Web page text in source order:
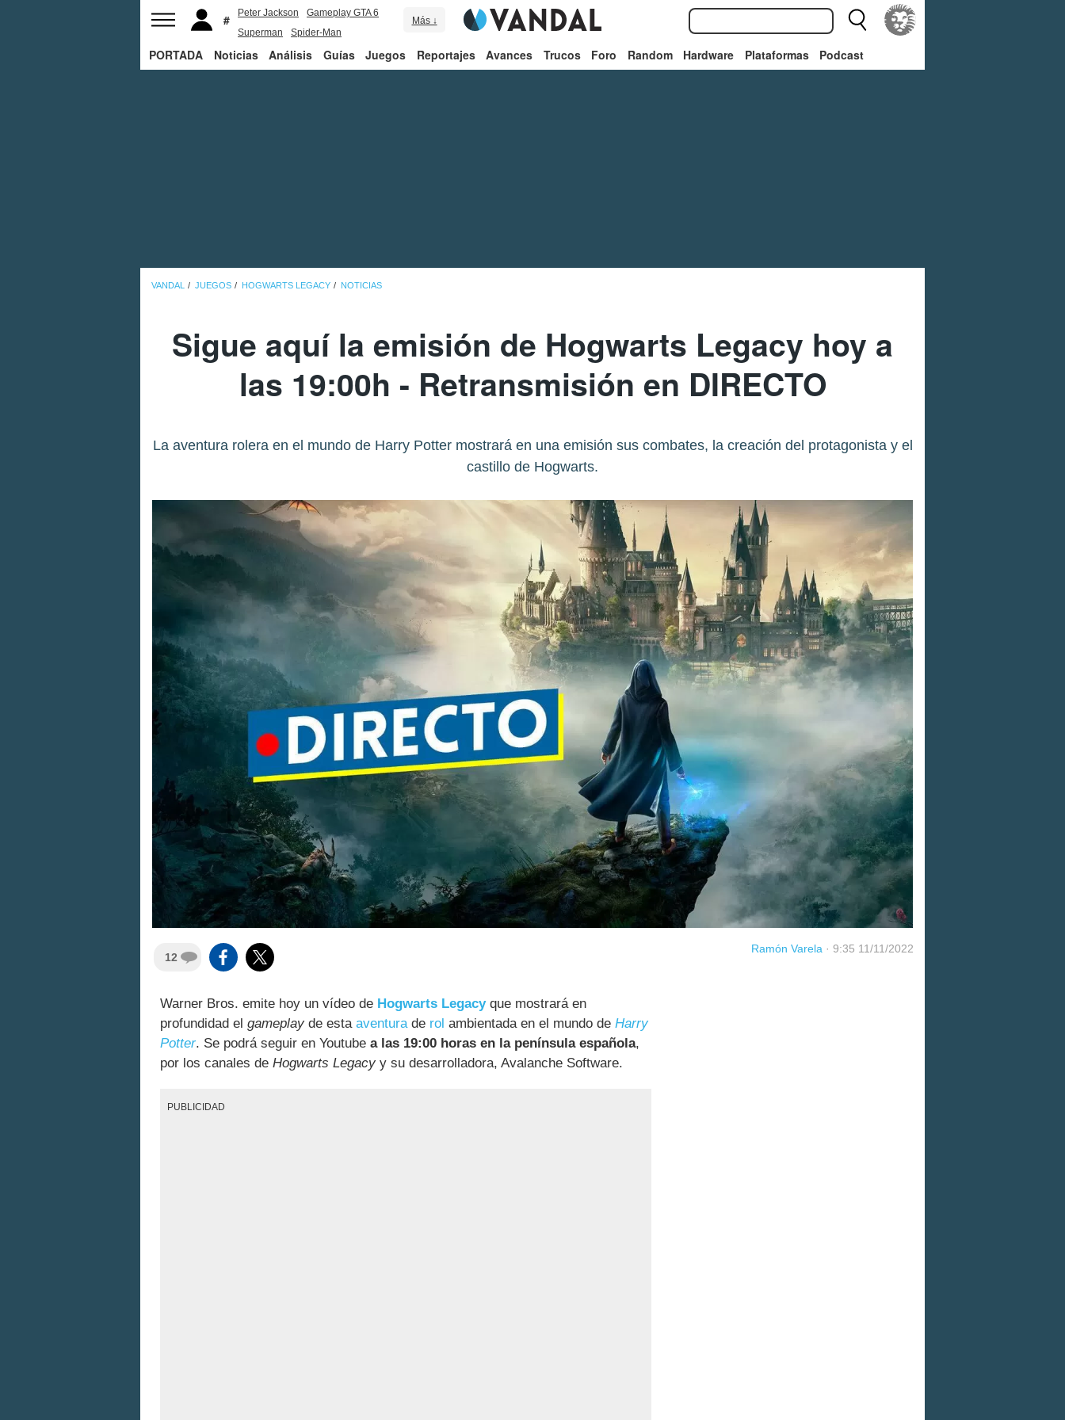
Peter Jackson
Gameplay GTA 6
Superman
Spider-Man
Más ↓
PORTADA Noticias Análisis Guías Juegos Reportajes Avances Trucos Foro Random Hardware Plataformas Podcast
VANDAL JUEGOS HOGWARTS LEGACY NOTICIAS
Sigue aquí la emisión de Hogwarts Legacy hoy a
las 19:00h - Retransmisión en DIRECTO
La aventura rolera en el mundo de Harry Potter mostrará en una emisión sus combates, la creación del protagonista y el
castillo de Hogwarts.
12
Ramón Varela · 9:35 11/11/2022
Warner Bros. emite hoy un vídeo de Hogwarts Legacyque mostrará en
profundidad el gameplay de esta aventurade rol ambientada en el mundo de Harry
Potter. Se podrá seguir en Youtube a las 19:00 horas en la península española,
por los canales de Hogwarts Legacy y su desarrolladora, Avalanche Software.
PUBLICIDAD